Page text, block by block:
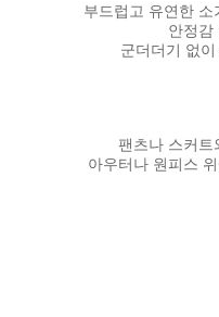
부드럽고 유연한
안정감
군더더기 없
팬츠나 스커트
아우터나 원피스